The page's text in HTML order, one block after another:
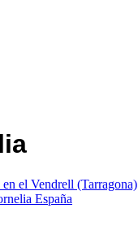
el Vendrell (Tarragona)
España